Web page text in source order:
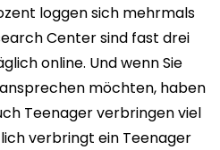
loggen sich mehrmals
Center sind fast drei
online. Und wenn Sie
möchten, haben
Teenager verbringen viel
verbringt ein Teenager